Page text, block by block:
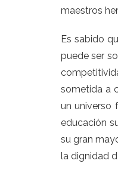
maestros
Es sabido
puede ser
sometida a
un universo
educación
su gran
la dignidad